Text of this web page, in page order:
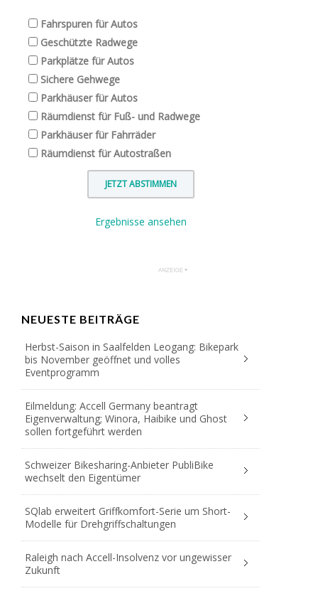
Fahrspuren für Autos
Geschützte Radwege
Parkplätze für Autos
Sichere Gehwege
Parkhäuser für Autos
Räumdienst für Fuß- und Radwege
Parkhäuser für Fahrräder
Räumdienst für Autostraßen
Ergebnisse ansehen
NEUESTE BEITRÄGE
Herbst-Saison in Saalfelden Leogang: Bikepark
bis November geöffnet und volles
Eventprogramm
Eilmeldung: Accell Germany beantragt
Eigenverwaltung; Winora, Haibike und Ghost
sollen fortgeführt werden
Schweizer Bikesharing-Anbieter PubliBike
wechselt den Eigentümer
SQlab erweitert Griffkomfort-Serie um Short-
Modelle für Drehgriffschaltungen
Raleigh nach Accell-Insolvenz vor ungewisser
Zukunft